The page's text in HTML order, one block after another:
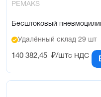
PEMAKS
Бесштоковый
Удалённый склад 29 шт
140 382,45 ₽/штс НДС